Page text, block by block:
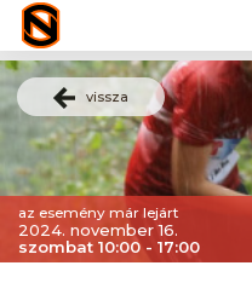
vissza
az esemény már lejárt
2024. november 16.
szombat 10:00 - 17:00